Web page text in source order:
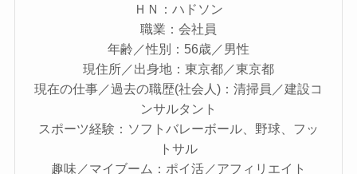
ＨＮ：ハドソン
職業：会社員
年齢／性別：56歳／男性
現住所／出身地：東京都／東京都
現在の仕事／過去の職歴(社会人)：清掃員／建設コ
ンサルタント
スポーツ経験：ソフトバレーボール、野球、フッ
トサル
趣味／マイブーム：ポイ活／アフィリエイト